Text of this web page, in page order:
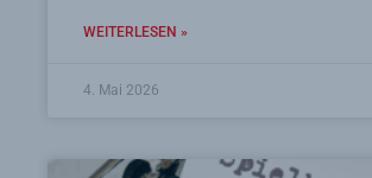
WEITERLESEN »
4. Mai 2026